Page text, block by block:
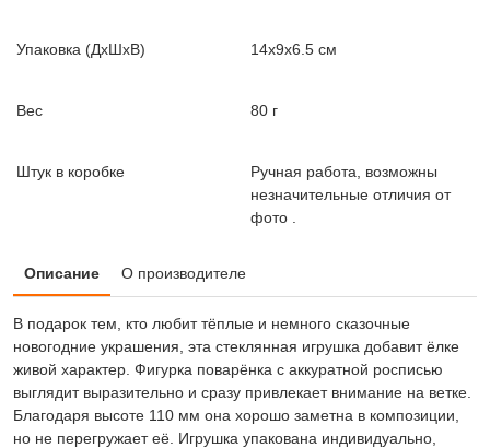
Упаковка (ДxШxВ) 14x9x6.5 см
Вес 80 г
Штук в коробке
Ручная работа, возможны
незначительные отличия от
фото .
Описание О производителе
В подарок тем, кто любит тёплые и немного сказочные
новогодние украшения, эта стеклянная игрушка добавит ёлке
живой характер. Фигурка поварёнка с аккуратной росписью
выглядит выразительно и сразу привлекает внимание на ветке.
Благодаря высоте 110 мм она хорошо заметна в композиции,
но не перегружает её. Игрушка упакована индивидуально,